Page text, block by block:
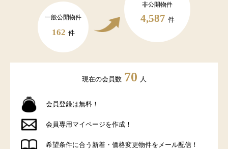
一般公開物件
162 件
非公開物件
4,587 件
現在の会員数 70 人
会員登録は無料！
会員専用マイページを作成！
希望条件に合う新着・価格変更物件をメール配信！